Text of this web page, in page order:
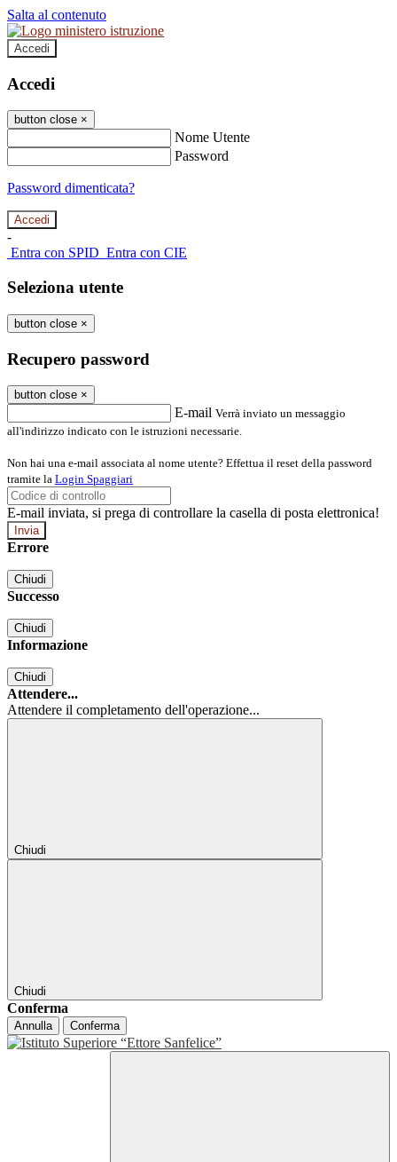
Salta al contenuto
Accedi
Accedi
button close ×
Nome Utente
Password
Password dimenticata?
-
Entra con SPID Entra con CIE
Seleziona utente
button close ×
Recupero password
button close ×
E-mail Verrà inviato un messaggio
all'indirizzo indicato con le istruzioni necessarie.
Non hai una e-mail associata al nome utente? Effettua il reset della password
tramite la Login Spaggiari
E-mail inviata, si prega di controllare la casella di posta elettronica!
Errore
Chiudi
Successo
Chiudi
Informazione
Chiudi
Attendere...
Attendere il completamento dell'operazione...
Chiudi
Chiudi
Conferma
Annulla Conferma